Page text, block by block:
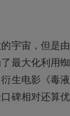
宇宙，但是
最大化利用
生电影《毒
碑相对还算